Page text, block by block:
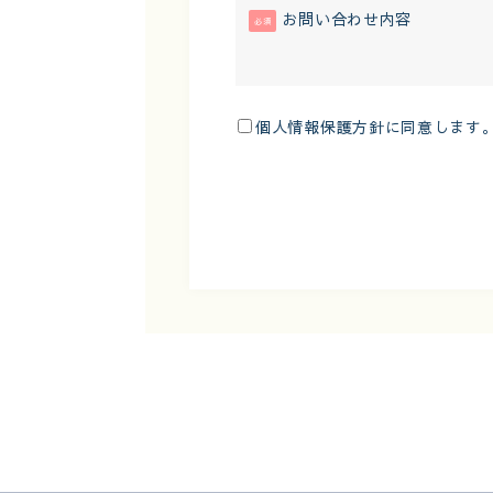
必須 お問い合わせ内容
個人情報保護方針に同意します